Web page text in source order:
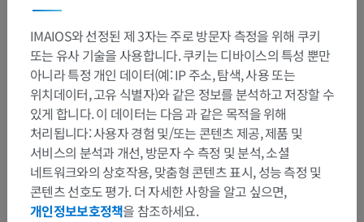
문제를 발견하셨나요?
수정이나, 번역 또는 콘텐츠 개선에 제안이 있으면 언제든
연락 주세요.
문제 보고
IMAIOS와 선정된 제 3자는 주로 방문자 측정을 위해 쿠키
또는 유사 기술을 사용합니다. 쿠키는 디바이스의 특성 뿐만
아니라 특정 개인 데이터(예: IP 주소, 탐색, 사용 또는
위치데이터, 고유 식별자)와 같은 정보를 분석하고 저장할 수
있게 합니다. 이 데이터는 다음 과 같은 목적을 위해
처리됩니다: 사용자 경험 및/또는 콘텐츠 제공, 제품 및
서비스의 분석과 개선, 방문자 수 측정 및 분석, 소셜
네트워크와의 상호작용, 맞춤형 콘텐츠 표시, 성능 측정 및
콘텐츠 선호도 평가. 더 자세한 사항을 알고 싶으면,
개인정보보호정책을 참조하세요.